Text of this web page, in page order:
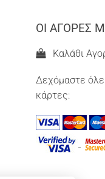
ΟΙ ΑΓΟΡΕΣ
Καλάθι
Δεχόμαστε
κάρτες: